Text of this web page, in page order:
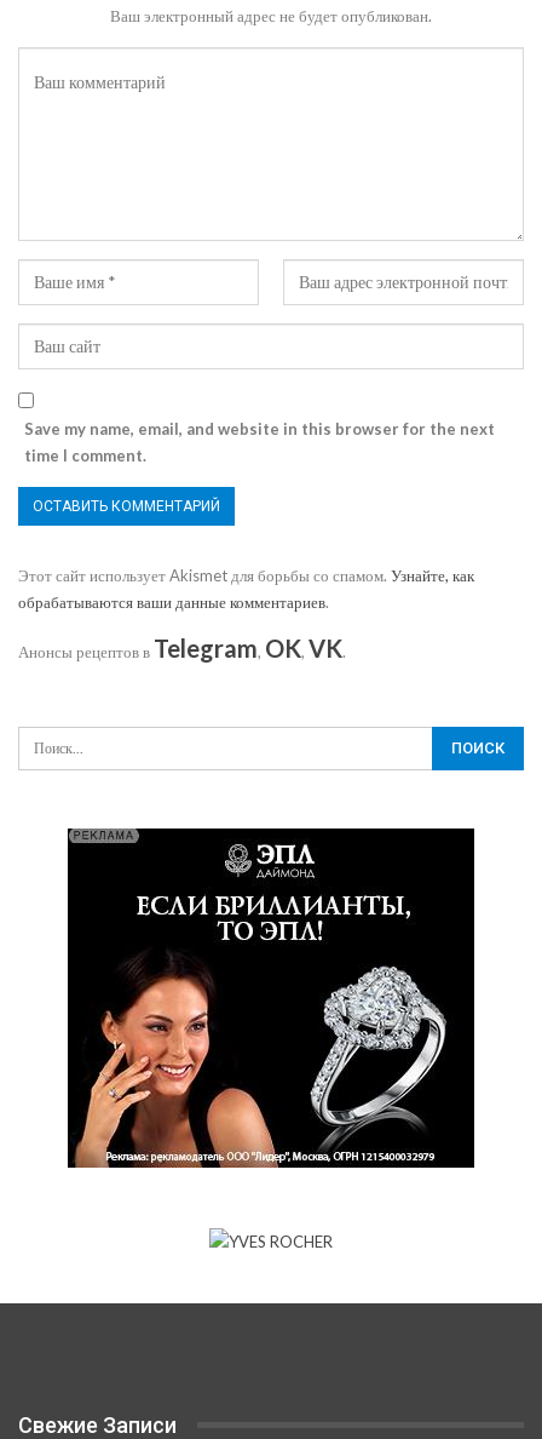
Ваш электронный адрес не будет опубликован.
Save my name, email, and website in this browser for the next
time I comment.
Этот сайт использует Akismet для борьбы со спамом. Узнайте, как
обрабатываются ваши данные комментариев.
Анонсы рецептов в Telegram, OK, VK.
Свежие Записи